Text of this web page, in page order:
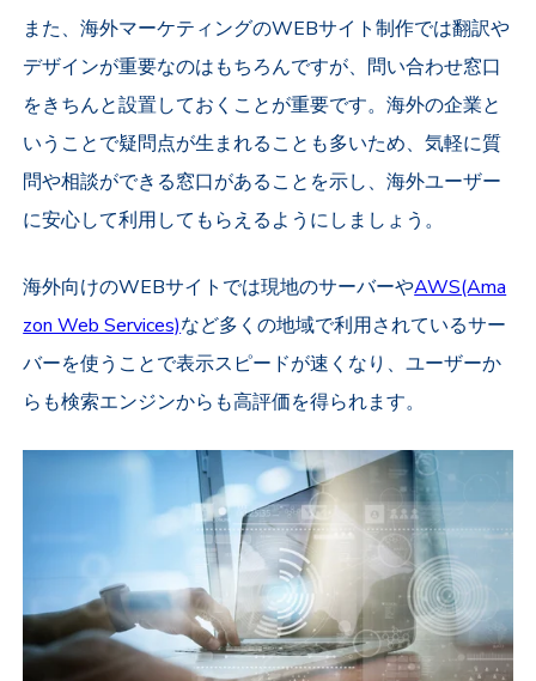
また、海外マーケティングのWEBサイト制作では翻訳や
デザインが重要なのはもちろんですが、問い合わせ窓口
をきちんと設置しておくことが重要です。海外の企業と
いうことで疑問点が生まれることも多いため、気軽に質
問や相談ができる窓口があることを示し、海外ユーザー
に安心して利用してもらえるようにしましょう。
海外向けのWEBサイトでは現地のサーバーやAWS(Ama
zon Web Services)など多くの地域で利用されているサー
バーを使うことで表示スピードが速くなり、ユーザーか
らも検索エンジンからも高評価を得られます。